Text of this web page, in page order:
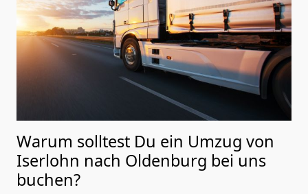
Warum solltest Du ein Umzug von
Iserlohn nach Oldenburg bei uns
buchen?